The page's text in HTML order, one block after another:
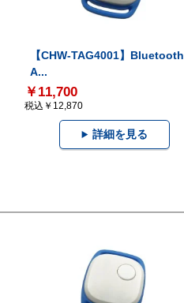
【CHW-TAG4001】Bluetooth
A...
￥11,700
税込￥12,870
詳細を見る